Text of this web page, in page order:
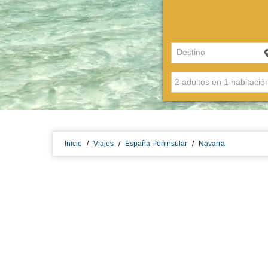
Destino
Inicio / Viajes / España Peninsular / Navarra